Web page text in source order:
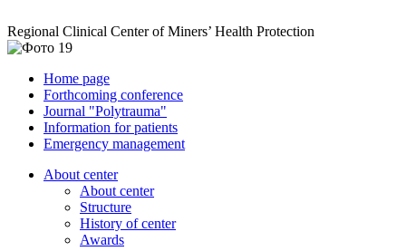
Regional Clinical Center of Miners’ Health Protection
Home page
Forthcoming conference
Journal "Polytrauma"
Information for patients
Emergency management
About center
About center
Structure
History of center
Awards